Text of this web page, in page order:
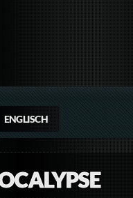
ENGLISCH